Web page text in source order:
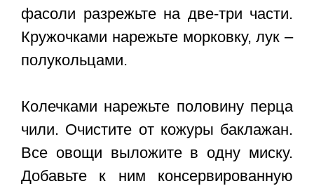
фасоли разрежьте на две-три части.
Кружочками нарежьте морковку, лук –
полукольцами.
Колечками нарежьте половину перца
чили. Очистите от кожуры баклажан.
Все овощи выложите в одну миску.
Добавьте к ним консервированную